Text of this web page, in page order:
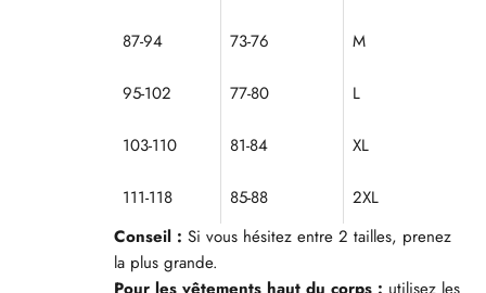
87-94 73-76 M
95-102 77-80 L
103-110 81-84 XL
111-118 85-88
2XL
Conseil : Si vous hésitez entre 2 tailles, prenez
la plus grande.